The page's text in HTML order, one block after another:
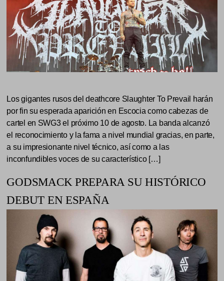
Los gigantes rusos del deathcore Slaughter To Prevail harán
por fin su esperada aparición en Escocia como cabezas de
cartel en SWG3 el próximo 10 de agosto. La banda alcanzó
el reconocimiento y la fama a nivel mundial gracias, en parte,
a su impresionante nivel técnico, así como a las
inconfundibles voces de su característico […]
GODSMACK PREPARA SU HISTÓRICO
DEBUT EN ESPAÑA